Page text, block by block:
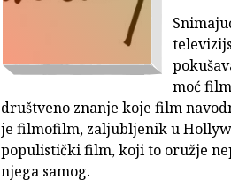
moć
društveno znanje koje film
je filmofilm, zaljubljenik u
populistički film, koji to oružje
njega samog.